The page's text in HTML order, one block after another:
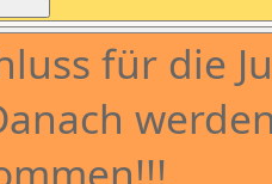
für die